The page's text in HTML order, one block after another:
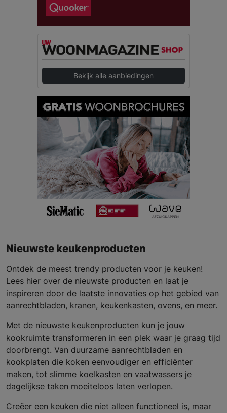
Bekijk alle aanbiedingen
Nieuwste keukenproducten
Ontdek de meest trendy producten voor je keuken!
Lees hier over de nieuwste producten en laat je
inspireren door de laatste innovaties op het gebied van
aanrechtbladen, kranen, keukenkasten, ovens, en meer.
Met de nieuwste keukenproducten kun je jouw
kookruimte transformeren in een plek waar je graag tijd
doorbrengt. Van duurzame aanrechtbladen en
kookplaten die koken eenvoudiger en efficiënter
maken, tot slimme koelkasten en vaatwassers je
dagelijkse taken moeiteloos laten verlopen.
Creëer een keuken die niet alleen functioneel is, maar